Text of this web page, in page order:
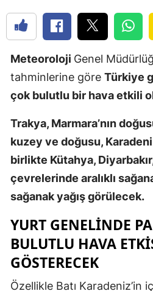
Meteoroloji Genel
tahminlerine göre Türkiye
çok bulutlu bir hava etkili
Trakya, Marmara’nın
kuzey ve doğusu,
birlikte Kütahya,
çevrelerinde aralıklı
sağanak yağış görülecek.
YURT GENELINDE
BULUTLU HAVA
GÖSTERECEK
Özellikle Batı Karadeniz’in